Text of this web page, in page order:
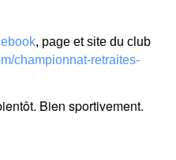
, page et site du club
championnat-retraites-
Bien sportivement.